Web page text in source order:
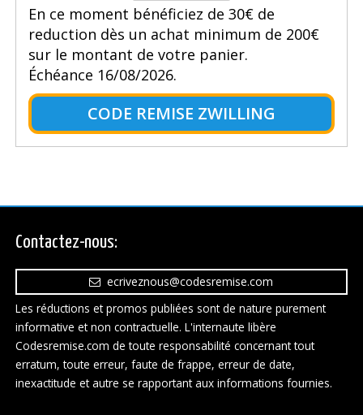
En ce moment bénéficiez de 30€ de
reduction dès un achat minimum de 200€
sur le montant de votre panier.
Échéance 16/08/2026.
CODE REMISE ZWILLING
Contactez-nous:
ecriveznous@codesremise.com
Les réductions et promos publiées sont de nature purement
informative et non contractuelle. L'internaute libère
Codesremise.com de toute responsabilité concernant tout
erratum, toute erreur, faute de frappe, erreur de date,
inexactitude et autre se rapportant aux informations fournies.